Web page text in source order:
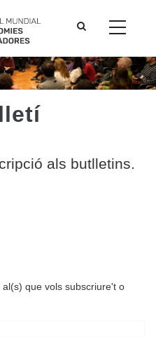
als butlletins.
que vols subscriure't o